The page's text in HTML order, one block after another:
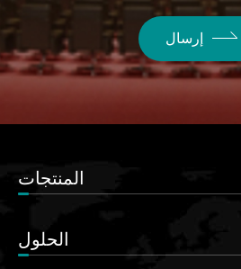
إرسال
المنتجات
الحلول